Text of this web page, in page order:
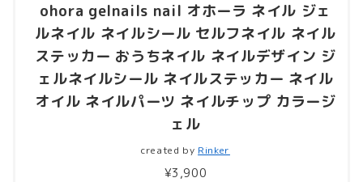
ohora gelnails nail オホーラ ネイル ジェ
ルネイル ネイルシール セルフネイル ネイル
ステッカー おうちネイル ネイルデザイン ジ
ェルネイルシール ネイルステッカー ネイル
オイル ネイルパーツ ネイルチップ カラージ
ェル
created by Rinker
¥3,900